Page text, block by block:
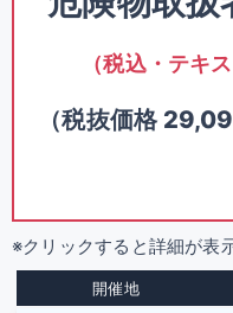
（税込・テキ
（税抜価格
※クリックすると詳細が表
開催地